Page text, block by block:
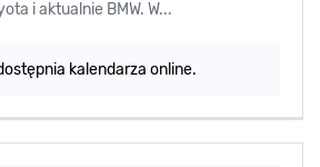
i aktualnie BMW. W...
kalendarza online.